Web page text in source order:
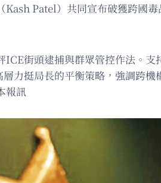
Kash Patel）共同宣布破獲跨國
ICE街頭逮捕與群眾管控作法。
力挺局長的平衡策略，強調跨
報訊